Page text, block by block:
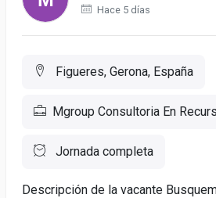
Hace 5 días
Figueres, Gerona, España
Mgroup Consultoria En
Jornada completa
Descripción de la vacante